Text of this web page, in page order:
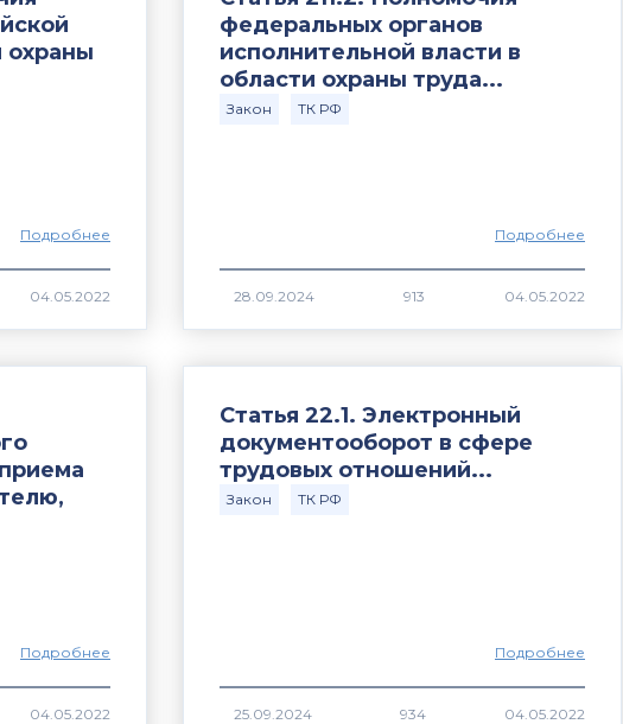
охраны
Подробнее
федеральных органов
исполнительной власти в
области охраны труда...
Закон ТК РФ
Подробнее
913
Подробнее
Статья 22.1. Электронный
документооборот в сфере
трудовых отношений...
Закон ТК РФ
Подробнее
934